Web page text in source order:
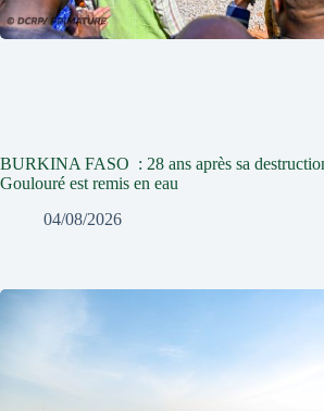
BURKINA FASO : 28 ans après sa
Goulouré est remis en eau
04/08/2026